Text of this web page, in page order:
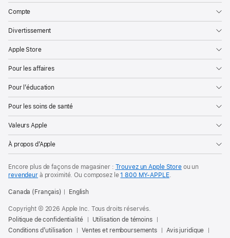
Compte
Divertissement
Apple Store
Pour les affaires
Pour l’éducation
Pour les soins de santé
Valeurs Apple
À propos d’Apple
Encore plus de façons de magasiner : Trouvez un Apple Storeou un
revendeurà proximité. Ou composez le1 800 MY‑APPLE.
Canada (Français) English
Copyright © 2026 Apple Inc. Tous droits réservés.
Politique de confidentialité
Utilisation de témoins
Conditions d’utilisation
Ventes et remboursements
Avis juridique